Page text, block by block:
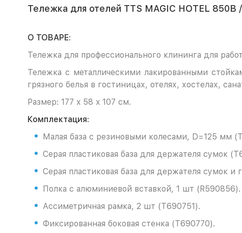
Тележка для отелей TTS MAGIC HOTEL 850B
О ТОВАРЕ:
Тележка для профессионального клининга для
Тележка с металлическими лакированными
грязного белья в гостиницах, отелях, хостелах,
Размер: 177 x 58 x 107 см.
Комплектация:
Малая база с резиновыми колесами, D=125 мм
Серая пластиковая база для держателя сумок
Серая пластиковая база для держателя сумок
Полка с алюминиевой вставкой, 1 шт (R590856).
Ассиметричная рамка, 2 шт (T690751).
Фиксированная боковая стенка (T690770).